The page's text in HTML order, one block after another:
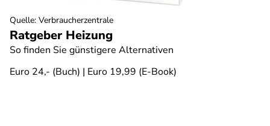
Ratgeber Heizung
So finden Sie günstigere Alternativen
Euro 24,- (Buch) | Euro 19,99 (E-Book)
Quelle: Verbraucherzentrale